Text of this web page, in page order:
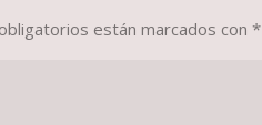
están marcados con*